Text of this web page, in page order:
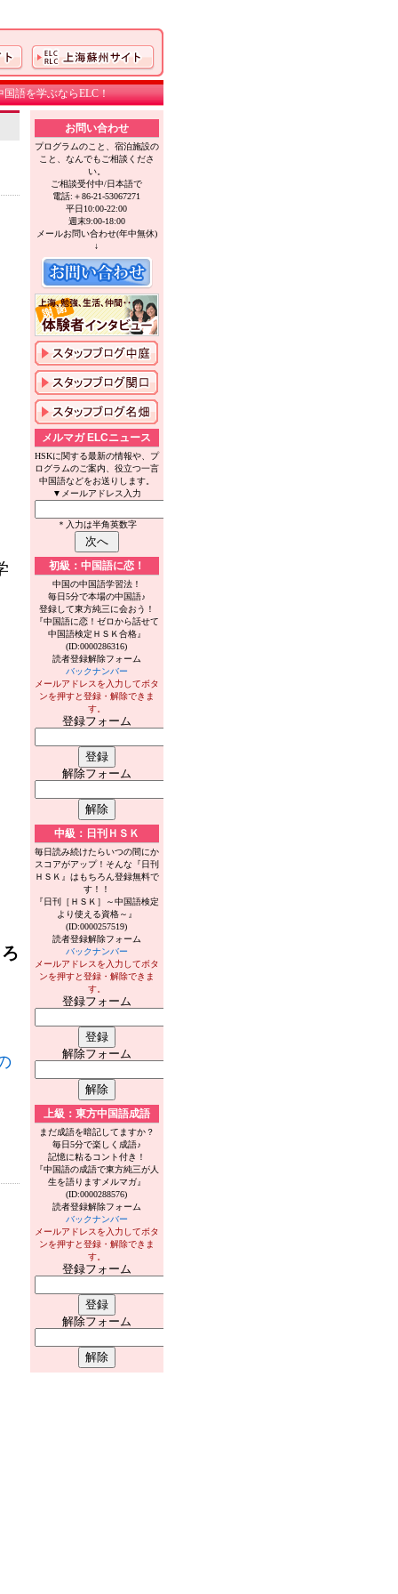
語を学ぶならELC！
お問い合わせ
プログラムのこと、宿泊施設の
こと、なんでもご相談くださ
い。
ご相談受付中/日本語で
電話:＋86-21-53067271
平日10:00-22:00
週末9:00-18:00
メールお問い合わせ(年中無休)
↓
メルマガ ELCニュース
HSKに関する最新の情報や、プ
ログラムのご案内、役立つ一言
中国語などをお送りします。
▼メールアドレス入力
＊入力は半角英数字
初級：中国語に恋！
中国の中国語学習法！
毎日5分で本場の中国語♪
登録して東方純三に会おう！
『中国語に恋！ゼロから話せて
中国語検定ＨＳＫ合格』
(ID:0000286316)
読者登録解除フォーム
バックナンバー
メールアドレスを入力してボタ
ンを押すと登録・解除できま
す。
登録フォーム
解除フォーム
中級：日刊ＨＳＫ
毎日読み続けたらいつの間にか
スコアがアップ！そんな『日刊
ＨＳＫ』はもちろん登録無料で
す！！
『日刊［ＨＳＫ］～中国語検定
より使える資格～』
(ID:0000257519)
読者登録解除フォーム
バックナンバー
メールアドレスを入力してボタ
ンを押すと登録・解除できま
す。
登録フォーム
解除フォーム
上級：東方中国語成語
まだ成語を暗記してますか？
毎日5分で楽しく成語♪
記憶に粘るコント付き！
『中国語の成語で東方純三が人
生を語りますメルマガ』
(ID:0000288576)
読者登録解除フォーム
バックナンバー
メールアドレスを入力してボタ
ンを押すと登録・解除できま
す。
登録フォーム
解除フォーム